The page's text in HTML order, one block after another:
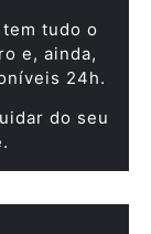
tudo o
e, ainda,
24h.
do seu